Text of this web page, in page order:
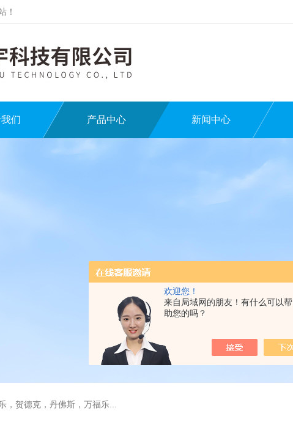
欢迎您！
来自局域网的朋友！有什么可以帮
助您的吗？
！
们 产品中心 新闻中心
，贺德克，丹佛斯，万福乐...